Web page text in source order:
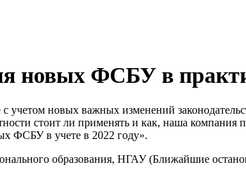
ФСБУ в
новых важных изменений
стоит ли применять и как, наша
ФСБУ в учете в 2022 году».
образования, НГАУ (Ближайшие